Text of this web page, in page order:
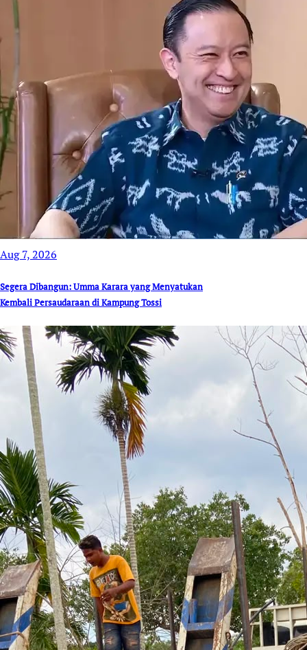
Aug 7, 2026
Segera Dibangun: Umma Karara yang Menyatukan
Kembali Persaudaraan di Kampung Tossi